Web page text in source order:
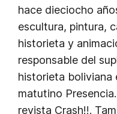
hace dieciocho
escultura, pintura,
historieta y
responsable del
historieta boliviana
matutino
revista Crash!!.